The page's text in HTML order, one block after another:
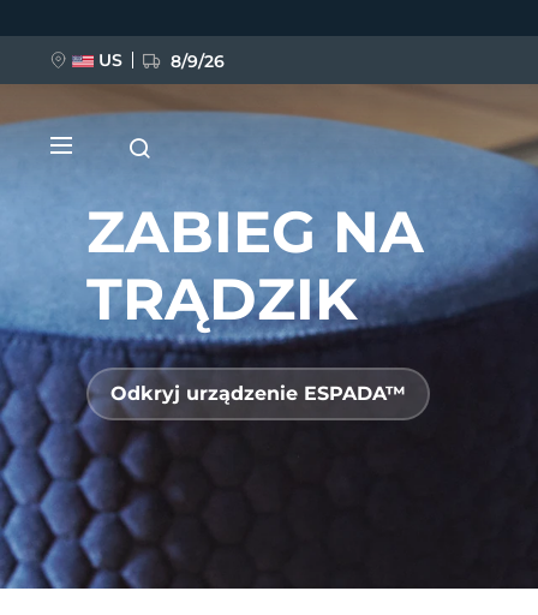
ZABIEG NA
TRĄDZIK
Odkryj urządzenie ESPADA™
US 8/9/26
NOWOŚĆ
FAQ™ Pure Beauty-Tech Elixir
BREAKING NEWS